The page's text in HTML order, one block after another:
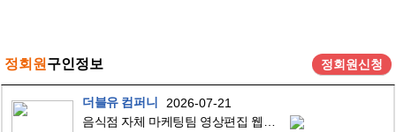
정회원 구인정보 정회원신청
더블유 컴퍼니
2026-07-21